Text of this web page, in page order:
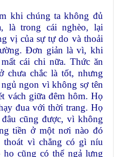
khi chúng ta không đủ
là trong cái nghèo, lại
vị của sự tự do và thoải
Đơn giản là vì, khi
cái chi nữa. Thức ăn
chưa chắc là tốt, nhưng
ngon vì không sợ tên
vách giữa đêm hôm. Họ
đua với thời trang. Họ
cũng được, vì không
tiền ở một nơi nào đó
vì chẳng có gì níu
cũng có thể ngả lưng